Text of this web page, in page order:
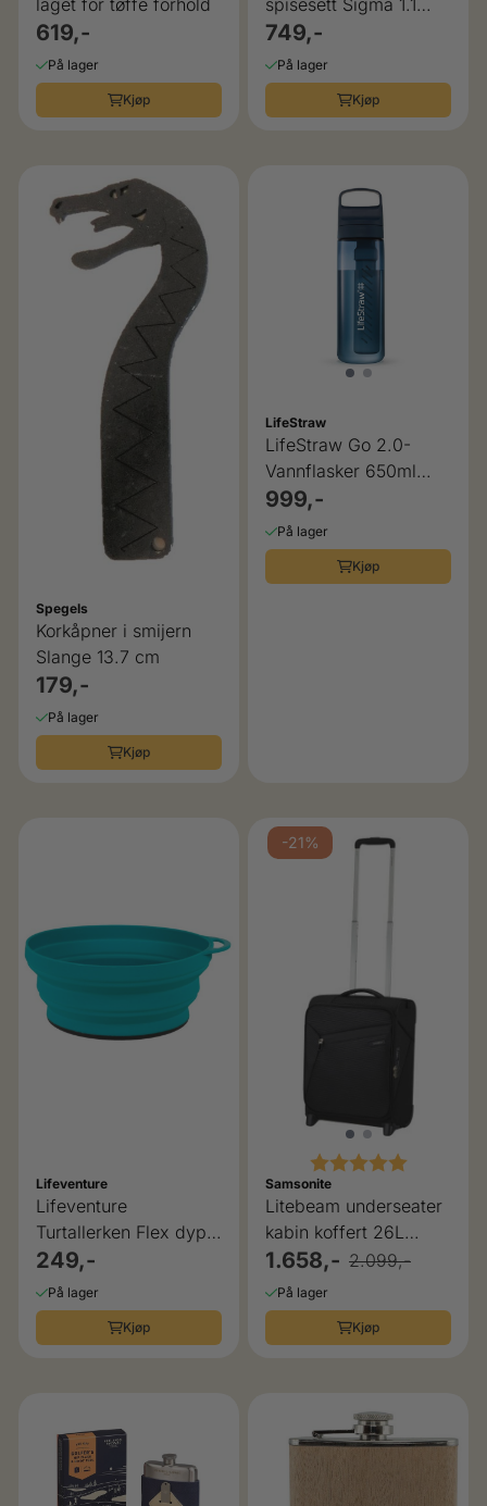
laget for tøffe forhold
619,-
På lager
Kjøp
spisesett Sigma 1.1
Sea to Summit
749,-
På lager
Kjøp
Spegels
Korkåpner i smijern
Slange 13.7 cm
179,-
På lager
Kjøp
LifeStraw
LifeStraw Go 2.0-
Vannflasker 650ml
med rensefilter
999,-
På lager
Kjøp
Lifeventure
Lifeventure
Turtallerken Flex dyp
foldbar
249,-
På lager
Kjøp
-21%
Karakter: 5.0 av 5
Samsonite
Litebeam underseater
kabin koffert 26L
Samsonite
1.658,- 2.099,-
På lager
Kjøp